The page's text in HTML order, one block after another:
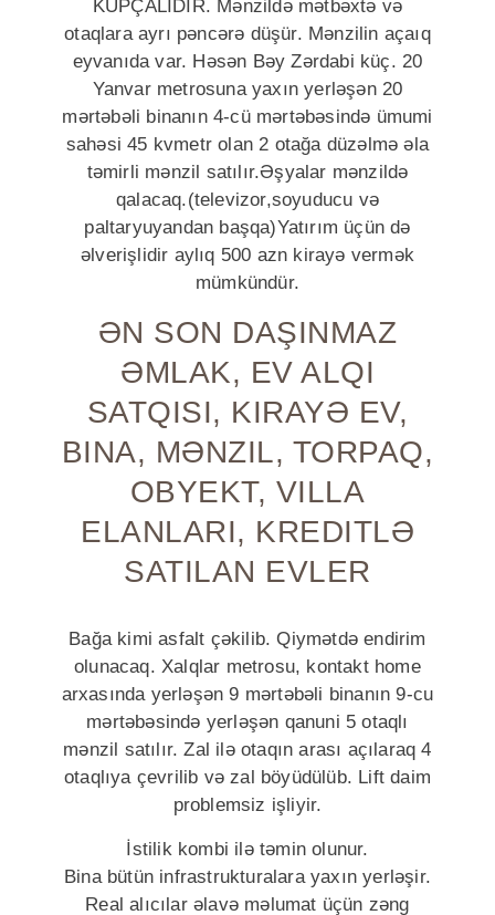
KUPÇALIDIR. Mənzildə mətbəxtə və
otaqlara ayrı pəncərə düşür. Mənzilin açaıq
eyvanıda var. Həsən Bəy Zərdabi küç. 20
Yanvar metrosuna yaxın yerləşən 20
mərtəbəli binanın 4-cü mərtəbəsində ümumi
sahəsi 45 kvmetr olan 2 otağa düzəlmə əla
təmirli mənzil satılır.Əşyalar mənzildə
qalacaq.(televizor,soyuducu və
paltaryuyandan başqa)Yatırım üçün də
əlverişlidir aylıq 500 azn kirayə vermək
mümkündür.
ƏN SON DAŞINMAZ
ƏMLAK, EV ALQI
SATQISI, KIRAYƏ EV,
BINA, MƏNZIL, TORPAQ,
OBYEKT, VILLA
ELANLARI, KREDITLƏ
SATILAN EVLER
Bağa kimi asfalt çəkilib. Qiymətdə endirim
olunacaq. Xalqlar metrosu, kontakt home
arxasında yerləşən 9 mərtəbəli binanın 9-cu
mərtəbəsində yerləşən qanuni 5 otaqlı
mənzil satılır. Zal ilə otaqın arası açılaraq 4
otaqlıya çevrilib və zal böyüdülüb. Lift daim
problemsiz işliyir.
İstilik kombi ilə təmin olunur.
Bina bütün infrastrukturalara yaxın yerləşir.
Real alıcılar əlavə məlumat üçün zəng